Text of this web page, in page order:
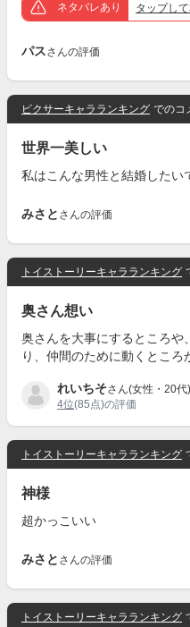
ネタバレあり タップし
パスさんの評価
ピクサーキャラランキング でのコ
世界一美しい
私はこんな男性と結婚したい
みさと さんの評価
トイストーリーキャラランキング
奥さん想い
奥さんを大事にするところや
り、仲間のために動くところ
れいちそさん(女性・20代)
4位(85点)の評価
トイストーリーキャラランキング
神様
超かっこいい
みさと さんの評価
トイストーリーキャラランキング